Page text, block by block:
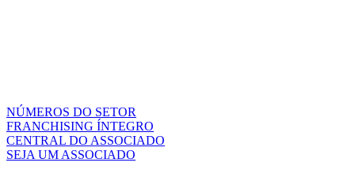
NÚMEROS DO SETOR
FRANCHISING ÍNTEGRO
CENTRAL DO ASSOCIADO
SEJA UM ASSOCIADO